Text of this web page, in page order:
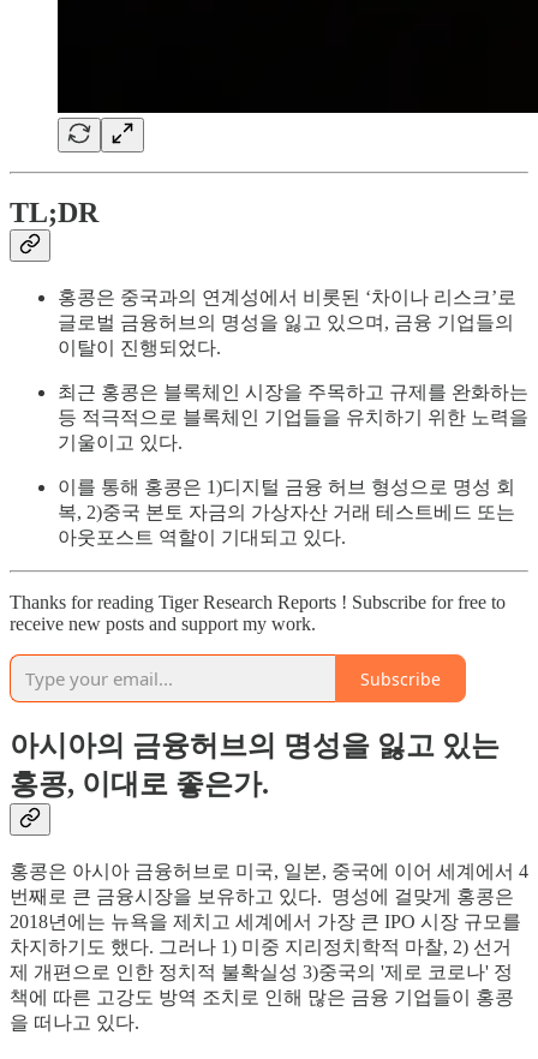
TL;DR
홍콩은 중국과의 연계성에서 비롯된 ‘차이나 리스크’로
글로벌 금융허브의 명성을 잃고 있으며, 금융 기업들의
이탈이 진행되었다.
최근 홍콩은 블록체인 시장을 주목하고 규제를 완화하는
등 적극적으로 블록체인 기업들을 유치하기 위한 노력을
기울이고 있다.
이를 통해 홍콩은 1)디지털 금융 허브 형성으로 명성 회
복, 2)중국 본토 자금의 가상자산 거래 테스트베드 또는
아웃포스트 역할이 기대되고 있다.
Thanks for reading Tiger Research Reports ! Subscribe for free to
receive new posts and support my work.
Subscribe
아시아의 금융허브의 명성을 잃고 있는
홍콩, 이대로 좋은가.
홍콩은 아시아 금융허브로 미국, 일본, 중국에 이어 세계에서 4
번째로 큰 금융시장을 보유하고 있다. 명성에 걸맞게 홍콩은
2018년에는 뉴욕을 제치고 세계에서 가장 큰 IPO 시장 규모를
차지하기도 했다. 그러나 1) 미중 지리정치학적 마찰, 2) 선거
제 개편으로 인한 정치적 불확실성 3)중국의 '제로 코로나' 정
책에 따른 고강도 방역 조치로 인해 많은 금융 기업들이 홍콩
을 떠나고 있다.